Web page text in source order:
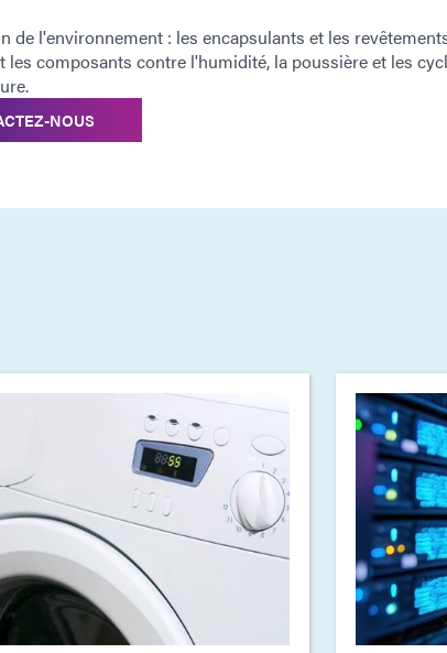
de l'environnement : les encapsulants et les
les composants contre l'humidité, la poussière et les
NOUS